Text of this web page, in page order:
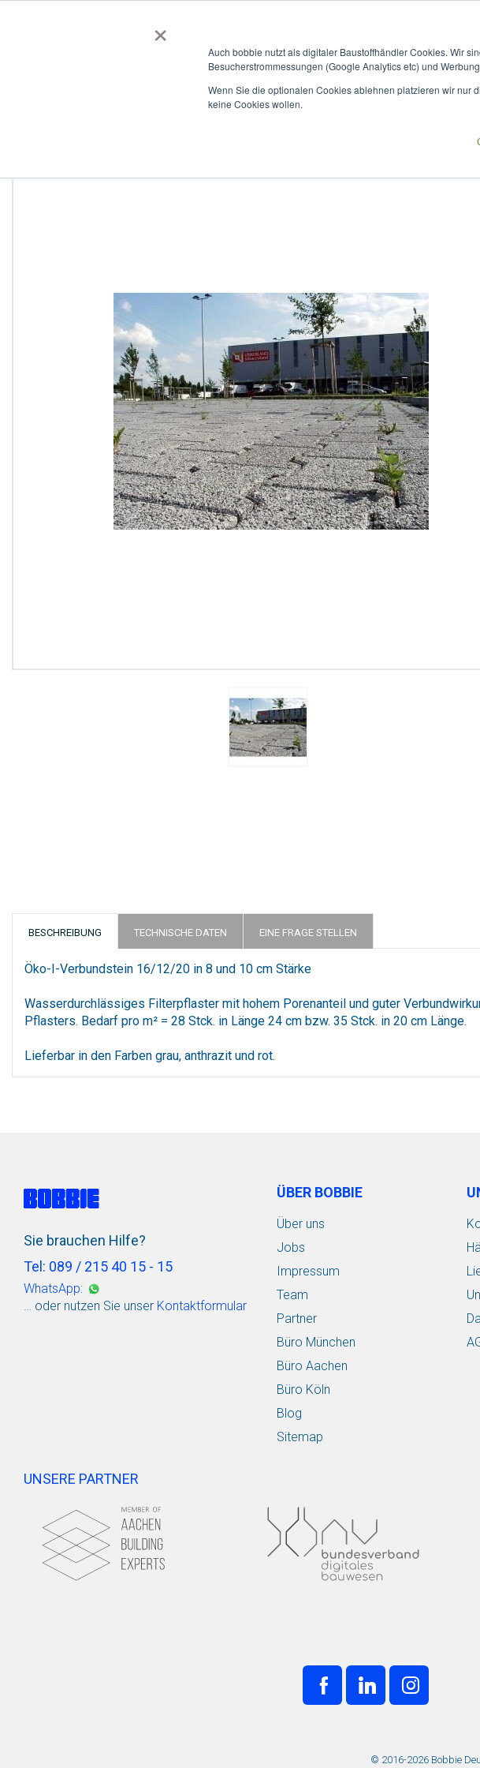
×
Auch bobbie nutzt als digitaler Baustoffhändler Cookies. Wir
Besucherstrommessungen (Google Analytics etc) und
Wenn Sie die optionalen Cookies ablehnen platzieren wir nur
keine Cookies wollen.
BOBBIEVERSUM
Ende
BESCHREIBUNG
Öko-I-Verbundstein 16/12/20 in 8 und 10 cm Stärke
Wasserdurchlässiges Filterpflaster mit hohem Porenanteil und guter
Pflasters. Bedarf pro m² = 28 Stck. in Länge 24 cm bzw. 35 Stck. in 20 cm Länge.
Lieferbar in den Farben grau, anthrazit und rot.
TECHNISCHE DATEN EINE FRAGE STELLEN
Sie brauchen Hilfe?
Tel: 089 / 215 40 15 - 15
WhatsApp:
… oder nutzen Sie unser Kontaktformular
ÜBER BOBBIE
Über uns
Jobs
Impressum
Team
Partner
Büro München
Büro Aachen
Büro Köln
Blog
Sitemap
UNSERE PARTNER
© 2016-2026 Bobbie